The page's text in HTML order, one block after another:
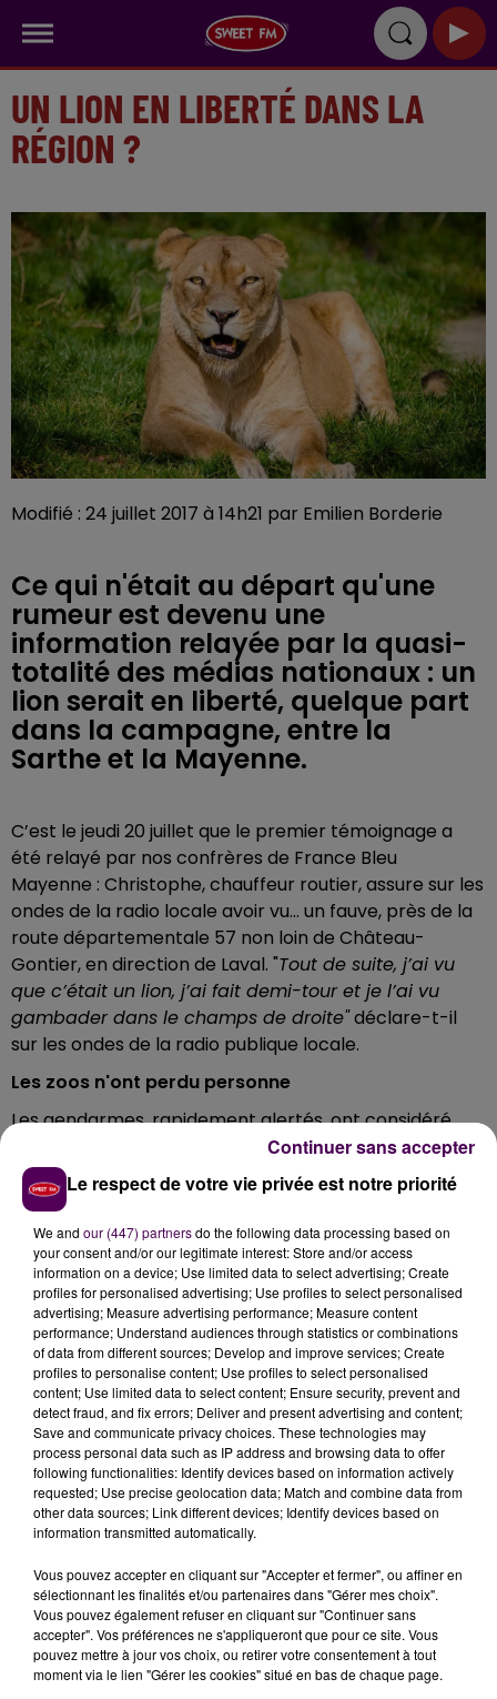
UN LION EN LIBERTÉ DANS LA
RÉGION ?
Modifié : 24 juillet 2017 à 14h21 par Emilien Borderie
Ce qui n'était au départ qu'une
rumeur est devenu une
information relayée par la quasi-
totalité des médias nationaux : un
lion serait en liberté, quelque part
dans la campagne, entre la
Sarthe et la Mayenne.
C’est le jeudi 20 juillet que le premier témoignage a
été relayé par nos confrères de France Bleu
Mayenne : Christophe, chauffeur routier, assure sur les
ondes de la radio locale avoir vu… un fauve, près de la
route départementale 57 non loin de Château-
Gontier, en direction de Laval. "Tout de suite, j’ai vu
que c’était un lion, j’ai fait demi-tour et je l’ai vu
gambader dans le champs de droite"déclare-t-il
sur les ondes de la radio publique locale.
Les zoos n'ont perdu personne
Les gendarmes, rapidement alertés, ont considéré
qu’il y avait de quoi, dans le doute, lancer des
recherches. Ce lundi 24 juillet, malgré quelques autres
témoignages d’habitants de la zone concernée, on
n’avait encore aucun cliché, aucune trace au sol,
aucune blessure sur une éventuelle proie bref, aucune
preuve réellement concrète de l’existence d’un tel
animal en cavale dans la région. Et, entre-temps, tous
les zoos du coin ont confirmé n’avoir perdu aucun de
leurs pensionnaires.
À LA UNE
7 août 2026
Le respect de votre vie privée est notre priorité
We and our (447) partnersdo the following data processing based on
your consent and/or our legitimate interest: Store and/or access
information on a device; Use limited data to select advertising; Create
profiles for personalised advertising; Use profiles to select personalised
advertising; Measure advertising performance; Measure content
performance; Understand audiences through statistics or combinations
of data from different sources; Develop and improve services; Create
profiles to personalise content; Use profiles to select personalised
content; Use limited data to select content; Ensure security, prevent and
detect fraud, and fix errors; Deliver and present advertising and content;
Save and communicate privacy choices. These technologies may
process personal data such as IP address and browsing data to offer
following functionalities: Identify devices based on information actively
requested; Use precise geolocation data; Match and combine data from
other data sources; Link different devices; Identify devices based on
information transmitted automatically.
Vous pouvez accepter en cliquant sur "Accepter et fermer", ou affiner en
sélectionnant les finalités et/ou partenaires dans "Gérer mes choix".
Vous pouvez également refuser en cliquant sur "Continuer sans
accepter". Vos préférences ne s'appliqueront que pour ce site. Vous
pouvez mettre à jour vos choix, ou retirer votre consentement à tout
moment via le lien "Gérer les cookies" situé en bas de chaque page.
Continuer sans accepter